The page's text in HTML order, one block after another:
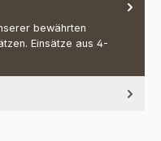
bewährten
Einsätze aus 4-